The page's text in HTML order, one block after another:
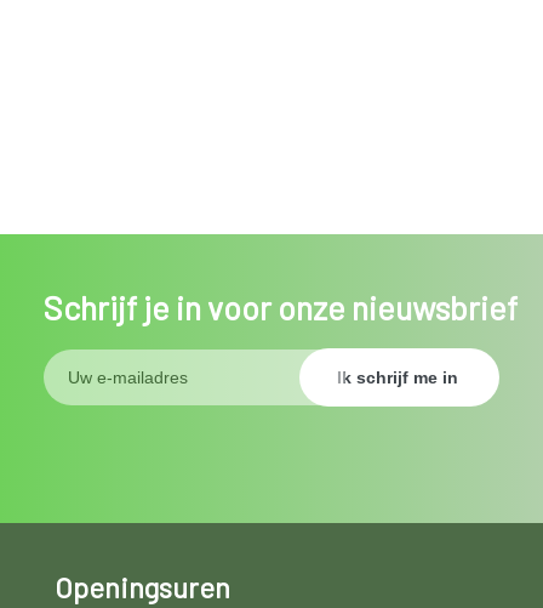
Schrijf je in voor onze nieuwsbrief
Openingsuren